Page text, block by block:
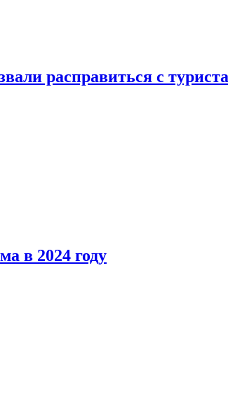
расправиться с
в 2024 году